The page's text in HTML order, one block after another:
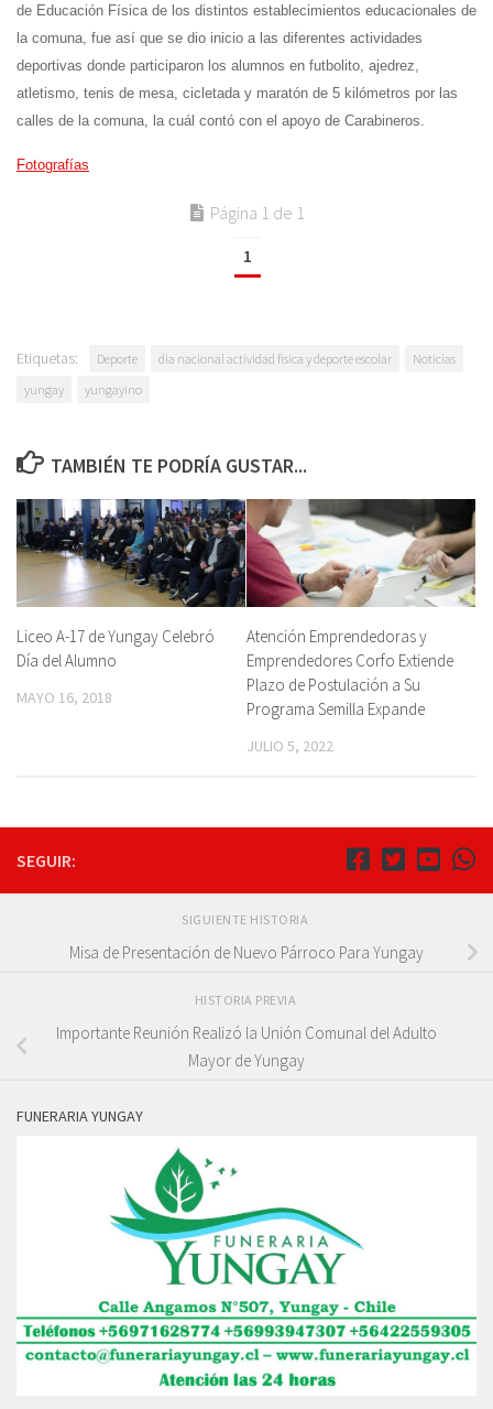
de Educación Física de los distintos establecimientos educacionales de
la comuna, fue así que se dio inicio a las diferentes actividades
deportivas donde participaron los alumnos en futbolito, ajedrez,
atletismo, tenis de mesa, cicletada y maratón de 5 kilómetros por las
calles de la comuna, la cuál contó con el apoyo de Carabineros.
Fotografías
Página 1 de 1
1
Etiquetas: Deporte dia nacional actividad fisica y deporte escolar
Noticias
yungay
yungayino
TAMBIÉN TE PODRÍA GUSTAR...
Liceo A-17 de Yungay Celebró
Día del Alumno
MAYO 16, 2018
Atención Emprendedoras y
Emprendedores Corfo Extiende
Plazo de Postulación a Su
Programa Semilla Expande
JULIO 5, 2022
SEGUIR:
SIGUIENTE HISTORIA
Misa de Presentación de Nuevo Párroco Para Yungay
HISTORIA PREVIA
Importante Reunión Realizó la Unión Comunal del Adulto
Mayor de Yungay
FUNERARIA YUNGAY